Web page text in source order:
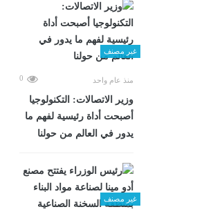
غير مصنف
منذ عام واحد 0
وزير الاتصالات: التكنولوجيا
أصبحت أداة رئيسية لفهم ما
يدور في العالم من حولنا
غير مصنف